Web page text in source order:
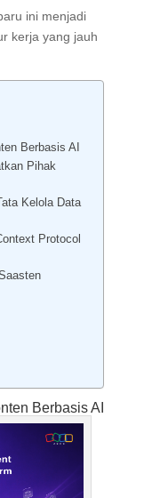
ini menjadi
kerja yang jauh
Berbasis AI
Pihak
Kelola Data
Protocol
Berbasis AI